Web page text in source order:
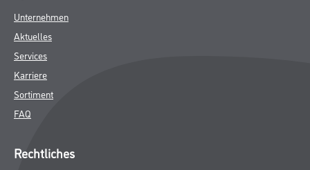
Unternehmen
Aktuelles
Services
Karriere
Sortiment
FAQ
Rechtliches